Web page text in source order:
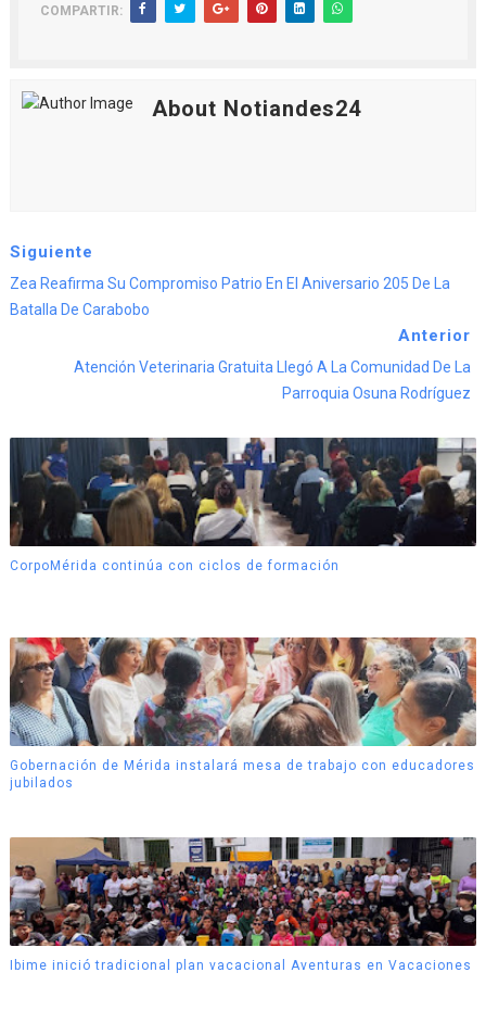
COMPARTIR:
About Notiandes24
Siguiente
Zea Reafirma Su Compromiso Patrio En El Aniversario 205 De La
Batalla De Carabobo
Anterior
Atención Veterinaria Gratuita Llegó A La Comunidad De La
Parroquia Osuna Rodríguez
CorpoMérida continúa con ciclos de formación
Gobernación de Mérida instalará mesa de trabajo con educadores
jubilados
Ibime inició tradicional plan vacacional Aventuras en Vacaciones